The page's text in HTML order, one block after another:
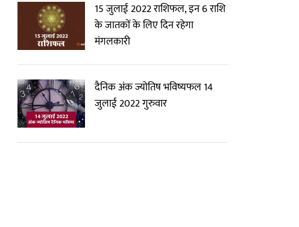
15 जुलाई 2022 राशिफल, इन 6 राशि
के जातकों के लिए दिन रहेगा
मंगलकारी
दैनिक अंक ज्योतिष भविष्यफल 14
जुलाई 2022 गुरुवार